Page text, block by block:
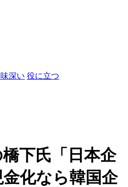
深い 役に立つ
下氏「日本企
化なら韓国企